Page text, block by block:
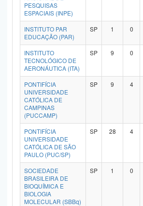
PESQUISAS
ESPACIAIS (INPE)
INSTITUTO PAR
EDUCAÇÃO (PAR)
SP 1 0
INSTITUTO
TECNOLÓGICO DE
AERONÁUTICA (ITA)
SP 9 0
PONTIFÍCIA
UNIVERSIDADE
CATÓLICA DE
CAMPINAS
(PUCCAMP)
SP 9 4
PONTIFÍCIA
UNIVERSIDADE
CATÓLICA DE SÃO
PAULO (PUC/SP)
SP 28 4
SOCIEDADE
BRASILEIRA DE
BIOQUÍMICA E
BIOLOGIA
MOLECULAR (SBBq)
SP 1 0